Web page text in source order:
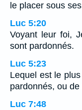
le placer sous
Luc 5:20
Voyant leur foi,
sont pardonnés.
Luc 5:23
Lequel est le
pardonnés, ou
Luc 7:48